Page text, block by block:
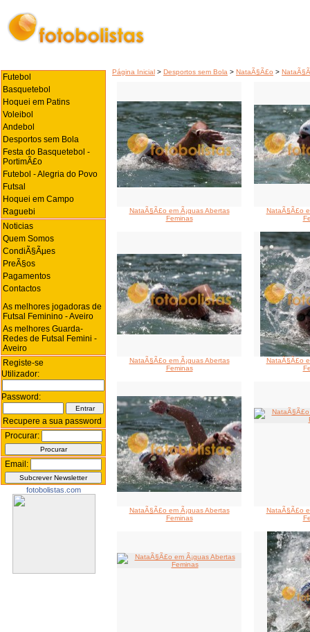
Página Inicial > Desportos sem Bola > NataÃ§Ã£o >
NataÃ§Ã£o em Ã¡guas Abertas
Feminas
NataÃ§Ã£o
NataÃ§Ã£o em Ã¡guas Abertas
Feminas
NataÃ§Ã£o
NataÃ§Ã£o em Ã¡guas Abertas
Feminas
NataÃ§Ã£o
Futebol
Basquetebol
Hoquei em Patins
Voleibol
Andebol
Desportos sem Bola
Festa do Basquetebol -
PortimÃ£o
Futebol - Alegria do Povo
Futsal
Hoquei em Campo
Raguebi
Noticias
Quem Somos
CondiÃ§Ãµes
PreÃ§os
Pagamentos
Contactos
As melhores jogadoras de
Futsal Feminino - Aveiro
As melhores Guarda-
Redes de Futsal Femini -
Aveiro
Registe-se
Utilizador:
Password:
Recupere a sua password
Procurar:
Email:
fotobolistas.com